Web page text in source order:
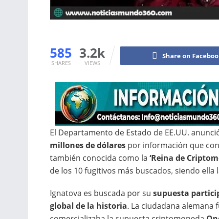
585
SHARES
3.2k
VIEWS
Share on
El Departamento de Estado de EE.UU.
millones de dólares por información que
también conocida como la ‘Reina de
de los 10 fugitivos más buscados, siendo ella
Ignatova es buscada por su supuesta
global de la historia. La ciudadana alemana